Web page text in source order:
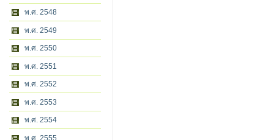
พ.ศ. 2548
พ.ศ. 2549
พ.ศ. 2550
พ.ศ. 2551
พ.ศ. 2552
พ.ศ. 2553
พ.ศ. 2554
พ.ศ. 2555